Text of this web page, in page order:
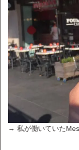
→ 私が働いていた